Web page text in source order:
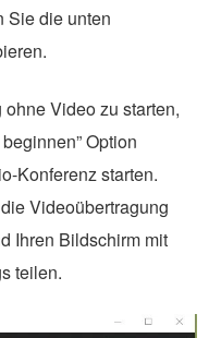
Sie die unten
Video zu starten,
Option
Konferenz starten.
Videoübertragung
Ihren Bildschirm mit
teilen.